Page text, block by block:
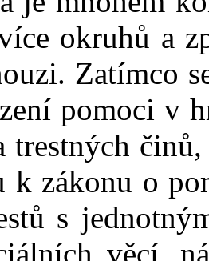
okruhů a
Zatímco
pomoci v
trestných
k zákonu o
s
věcí,